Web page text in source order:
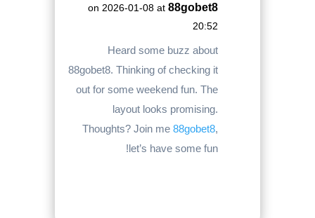
88gobet8
on 2026-01-08 at
20:52
Heard some buzz about
88gobet8. Thinking of checking it
out for some weekend fun. The
layout looks promising.
Thoughts? Join me 88gobet8,
let’s have some fun!